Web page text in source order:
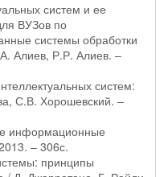
систем и ее
ВУЗов по
системы обработки
Алиев, Р.Р. Алиев. –
систем:
С.В. Хорошевский. –
информационные
– 306с.
принципы